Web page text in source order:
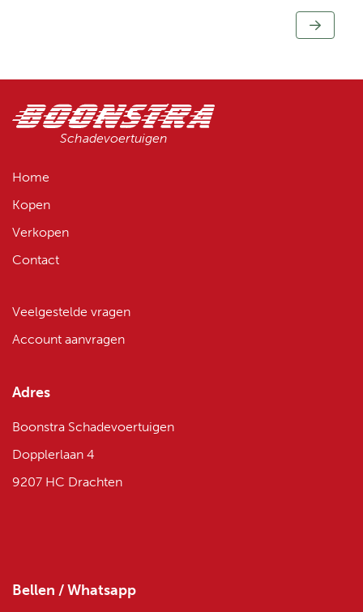
Schadevoertuigen
Home
Kopen
Verkopen
Contact
Veelgestelde vragen
Account aanvragen
Adres
Boonstra Schadevoertuigen
Dopplerlaan 4
9207 HC Drachten
Bellen / Whatsapp